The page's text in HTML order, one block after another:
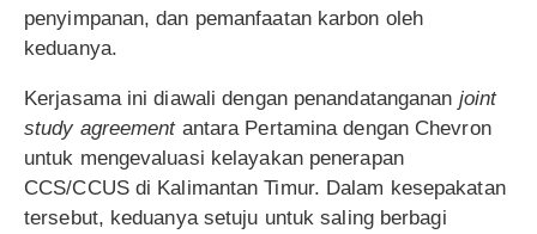
penyimpanan, dan pemanfaatan karbon oleh
keduanya.
Kerjasama ini diawali dengan penandatanganan joint
study agreement antara Pertamina dengan Chevron
untuk mengevaluasi kelayakan penerapan
CCS/CCUS di Kalimantan Timur. Dalam kesepakatan
tersebut, keduanya setuju untuk saling berbagi